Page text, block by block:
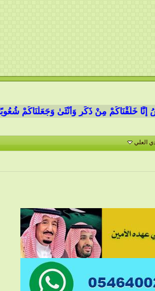
خَلَقْنَاكُمْ مِنْ ذَكَرٍ وَأُنْثَىٰ وَجَعَلْنَاكُمْ شُعُوبًا
العلي